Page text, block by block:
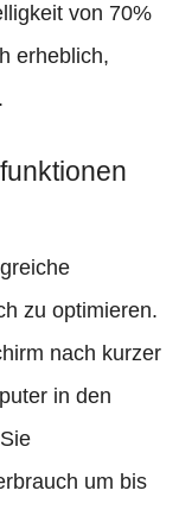
von 70%
erheblich,
zu optimieren.
nach kurzer
in den
um bis